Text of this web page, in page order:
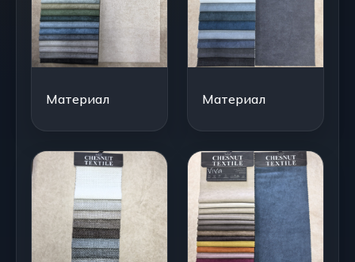
Материал Материал